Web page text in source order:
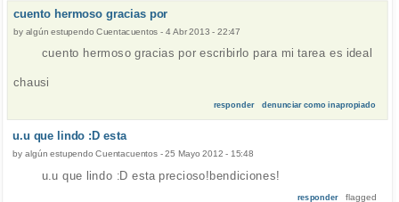
cuento hermoso gracias por
by algún estupendo Cuentacuentos - 4 Abr 2013 - 22:47
cuento hermoso gracias por escribirlo para mi tarea es ideal
chausi
responder denunciar como inapropiado
u.u que lindo :D esta
by algún estupendo Cuentacuentos-25 Mayo 2012 - 15:48
u.u que lindo :D esta precioso!bendiciones!
responder flagged